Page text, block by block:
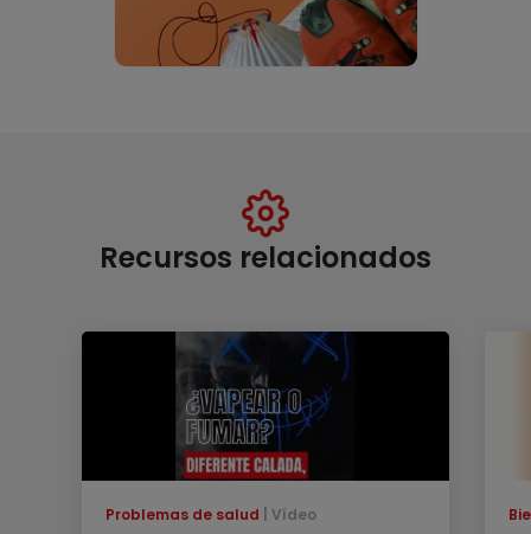
Recursos relacionados
Problemas de salud Vídeo